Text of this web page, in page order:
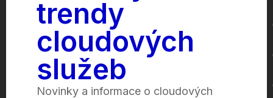
trendy
cloudových
služeb
Novinky a informace o cloudových